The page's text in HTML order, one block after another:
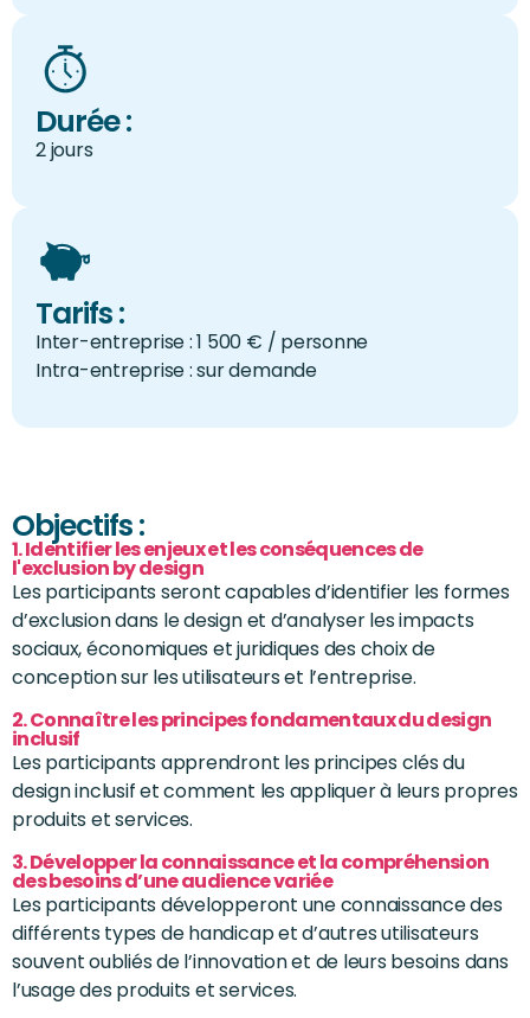
Durée :
2 jours
Tarifs :
Inter-entreprise : 1 500 € / personne
Intra-entreprise : sur demande
Objectifs :
1. Identifier les enjeux et les conséquences de
l'exclusion by design
Les participants seront capables d’identifier les formes
d’exclusion dans le design et d’analyser les impacts
sociaux, économiques et juridiques des choix de
conception sur les utilisateurs et l’entreprise.
2. Connaître les principes fondamentaux du design
inclusif
Les participants apprendront les principes clés du
design inclusif et comment les appliquer à leurs propres
produits et services.
3. Développer la connaissance et la compréhension
des besoins d’une audience variée
Les participants développeront une connaissance des
différents types de handicap et d’autres utilisateurs
souvent oubliés de l’innovation et de leurs besoins dans
l’usage des produits et services.